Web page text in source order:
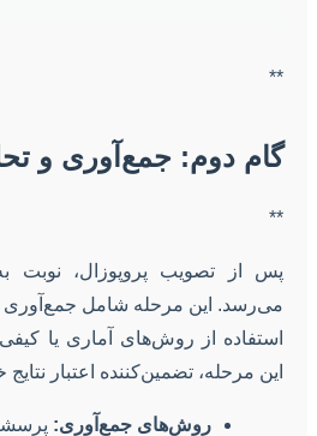
**
گام دوم: جمع‌آوری و
**
پس از تصویب پروپوزال،
می‌رسد. این مرحله شامل جمع‌آوری
استفاده از روش‌های آماری یا
این مرحله، تضمین‌کننده اعتبار نتایج
روش‌های جمع‌آوری: